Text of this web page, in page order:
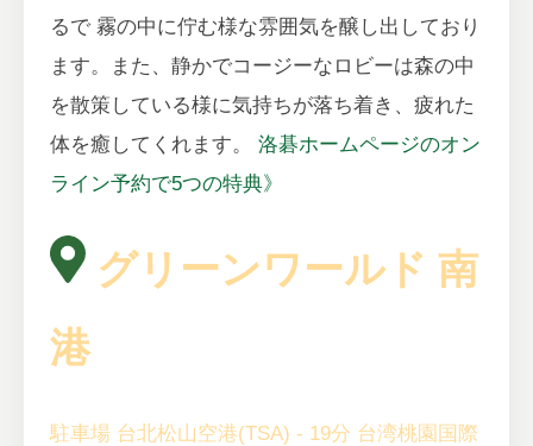
るで 霧の中に佇む様な雰囲気を醸し出しており
ます。また、静かでコージーなロビーは森の中
を散策している様に気持ちが落ち着き、疲れた
体を癒してくれます。 洛碁ホームページのオン
ライン予約で5つの特典》
グリーンワールド 南
港
駐車場 台北松山空港(TSA) - 19分 台湾桃園国際